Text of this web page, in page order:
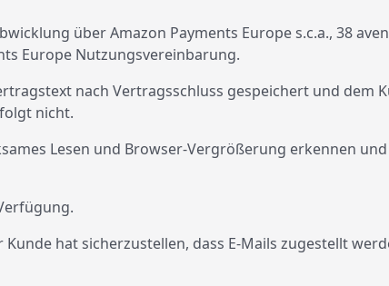
über Amazon Payments Europe s.c.a., 38
Europe Nutzungsvereinbarung.
nach Vertragsschluss gespeichert und dem
nicht.
Lesen und Browser-Vergrößerung erkennen
hat sicherzustellen, dass E-Mails zugestellt